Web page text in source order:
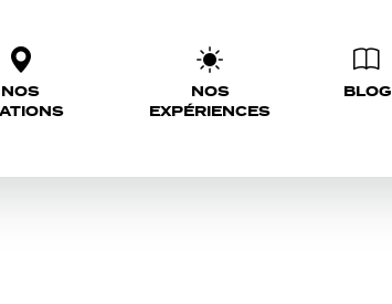
NOS
NOS
EXPÉRIENCES
BLOG